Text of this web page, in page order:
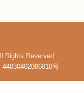
Rights Reserved
44030402006010号